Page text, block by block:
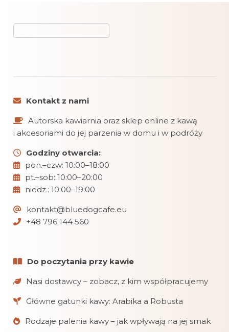
Kontakt z nami
Autorska kawiarnia oraz sklep online z kawą
i akcesoriami do jej parzenia w domu i w podróży
Godziny otwarcia:
pon.–czw: 10:00–18:00
pt.–sob: 10:00–20:00
niedz.: 10:00–19:00
kontakt@bluedogcafe.eu
+48 796 144 560
Do poczytania przy kawie
Nasi dostawcy – zobacz, z kim współpracujemy
Główne gatunki kawy: Arabika a Robusta
Rodzaje palenia kawy – jak wpływają na jej smak